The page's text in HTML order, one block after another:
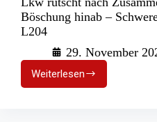
Böschung hinab –
L204
29. November
Weiterlesen
Lkw
rutscht